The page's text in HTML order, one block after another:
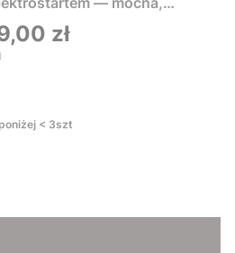
idealna do
zł
< 3szt